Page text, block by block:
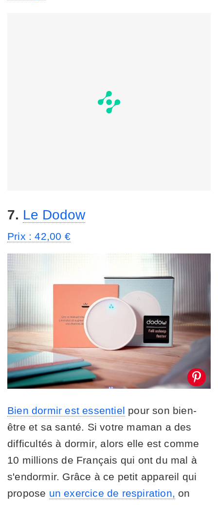
7. Le Dodow
Prix : 42,00 €
Bien dormir est essentiel pour son bien-
être et sa santé. Si votre maman a des
difficultés à dormir, alors elle est comme
10 millions de Français qui ont du mal à
s'endormir. Grâce à ce petit appareil qui
propose un exercice de respiration, on